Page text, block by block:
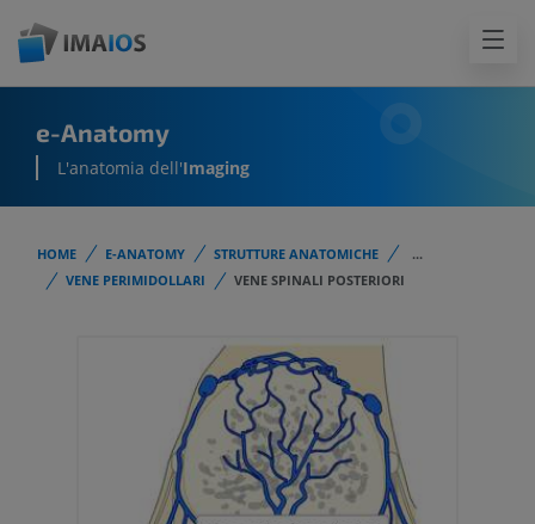
e-Anatomy
L'anatomia dell'Imaging
HOME E-ANATOMY STRUTTURE ANATOMICHE
...
VENE PERIMIDOLLARI
VENE SPINALI POSTERIORI